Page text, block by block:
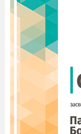
Ніколи не зачитуйте
слайдів.
диторії. І вже точно
аудиторії. Це
потрібно більше
16.
Ваша презен-